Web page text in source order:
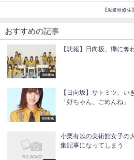
【坂道研修生
おすすめの記事
日向坂46
【悲報】日向坂、欅に奪
松田好花
【日向坂】サトミツ、い
「好ちゃん、ごめんね」
小栗有以の美術館女子の
集記事になってしまう